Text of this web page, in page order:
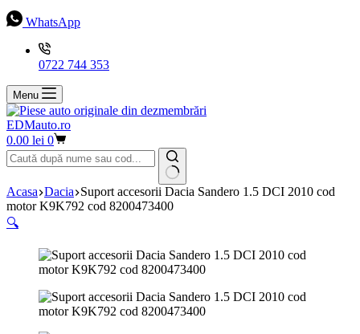
WhatsApp
0722 744 353
Menu
EDMauto.ro
Coș
de
cumpărături
0.00 lei 0
Niciun
rezultat
Acasa Dacia Suport accesorii Dacia Sandero 1.5 DCI 2010 cod
motor K9K792 cod 8200473400
🔍